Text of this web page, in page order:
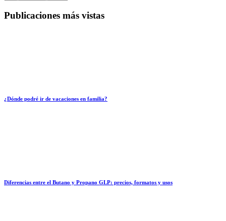
Publicaciones más vistas
¿Dónde podré ir de vacaciones en familia?
Diferencias entre el Butano y Propano GLP: precios, formatos y usos